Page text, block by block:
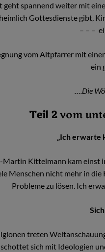
geht spannend weiter mit
Gottesdienste gibt,
– – –
vom Altpfarrer mit
ein
….Die
Teil 2vom
„Ich erwarte
Kittelmann kam einst
Menschen nicht mehr in
Probleme zu lösen. Ich
treten
schottet sich mit Ideologien